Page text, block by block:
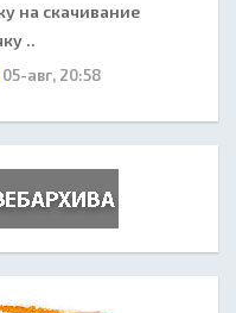
на скачивание
..
05-авг, 20:58